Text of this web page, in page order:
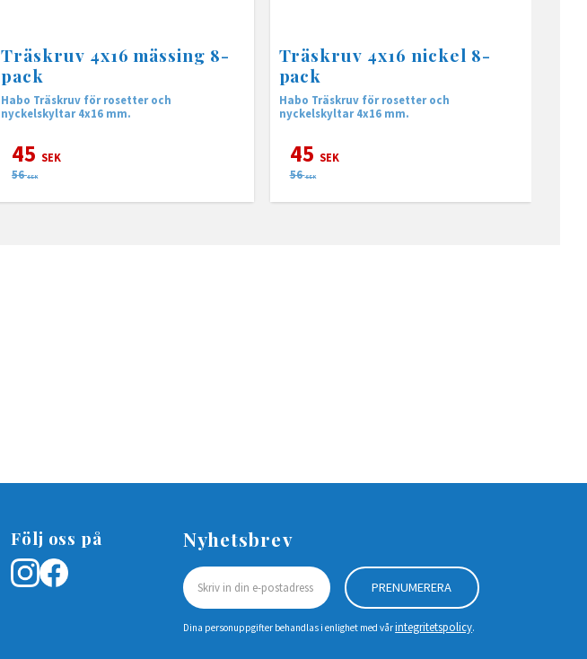
Träskruv 4x16 mässing 8-
pack
Habo Träskruv för rosetter och
nyckelskyltar 4x16 mm.
45 SEK
56 SEK
Träskruv 4x16 nickel 8-
pack
Habo Träskruv för rosetter och
nyckelskyltar 4x16 mm.
45 SEK
56 SEK
Följ oss på Nyhetsbrev
PRENUMERERA
Dina personuppgifter behandlas i enlighet med vårintegritetspolicy.